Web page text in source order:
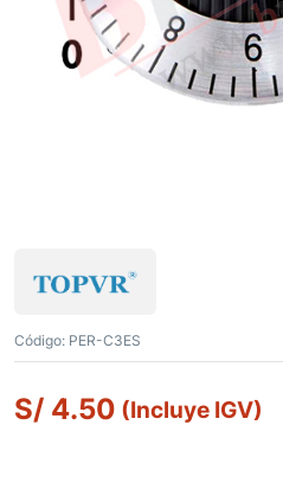
Código: PER-C3ES
S/ 4.50 (Incluye IGV)